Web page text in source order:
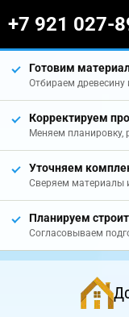
+7 921 027-
Готовим
Отбираем древесину
Корректируем
Меняем планировку,
Уточняем
Сверяем материалы
Планируем
Согласовываем